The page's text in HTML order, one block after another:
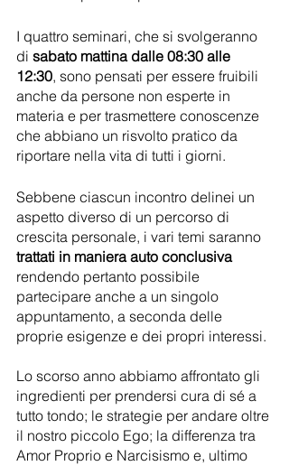
I quattro seminari, che si svolgeranno
di sabato mattina dalle 08:30 alle
12:30, sono pensati per essere fruibili
anche da persone non esperte in
materia e per trasmettere conoscenze
che abbiano un risvolto pratico da
riportare nella vita di tutti i giorni.
Sebbene ciascun incontro delinei un
aspetto diverso di un percorso di
crescita personale, i vari temi saranno
trattati in maniera auto conclusiva
rendendo pertanto possibile
partecipare anche a un singolo
appuntamento, a seconda delle
proprie esigenze e dei propri interessi.
Lo scorso anno abbiamo affrontato gli
ingredienti per prendersi cura di sé a
tutto tondo; le strategie per andare oltre
il nostro piccolo Ego; la differenza tra
Amor Proprio e Narcisismo e, ultimo